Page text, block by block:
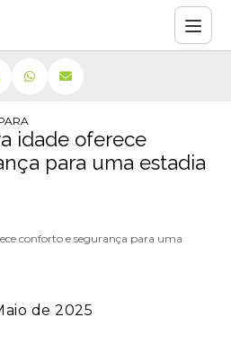
TERCEIRA IDADE OFERECE
idade oferece
para uma estadia
de 2025